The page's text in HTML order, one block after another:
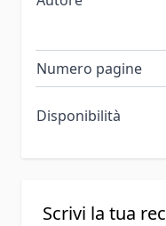
Numero pagine
Disponibilità
Scrivi la tua